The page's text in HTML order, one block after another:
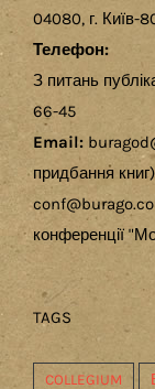
04080, г. Київ-
Телефон:
З питань
66-45
Email:
придбання
конференції
TAGS
COLLEGIUM